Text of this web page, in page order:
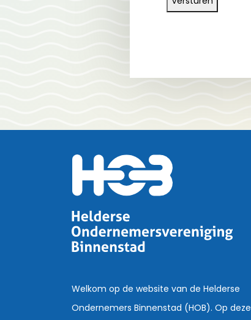
Welkom op de website van de Helderse
Ondernemers Binnenstad (HOB). Op deze